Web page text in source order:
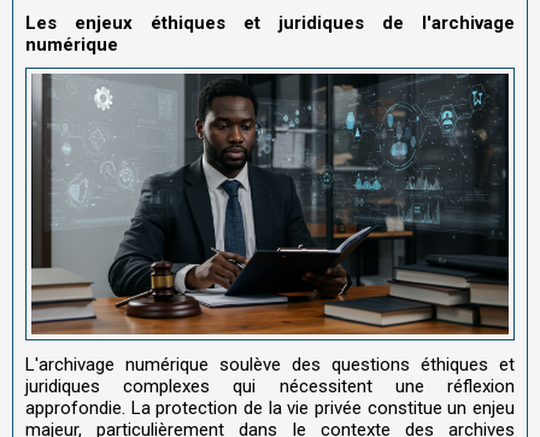
Les enjeux éthiques et juridiques de l'archivage
numérique
L'archivage numérique soulève des questions éthiques et
juridiques complexes qui nécessitent une réflexion
approfondie. La protection de la vie privée constitue un enjeu
majeur, particulièrement dans le contexte des archives